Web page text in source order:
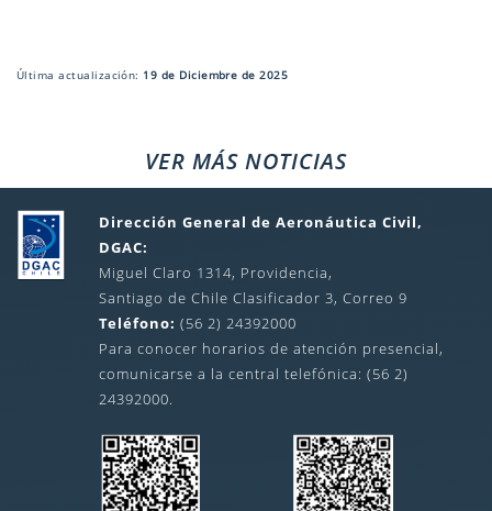
Última actualización: 19 de Diciembre de 2025
VER MÁS NOTICIAS
Dirección General de Aeronáutica Civil,
DGAC:
Miguel Claro 1314, Providencia,
Santiago de Chile Clasificador 3, Correo 9
Teléfono: (56 2) 24392000
Para conocer horarios de atención presencial,
comunicarse a la central telefónica: (56 2)
24392000.